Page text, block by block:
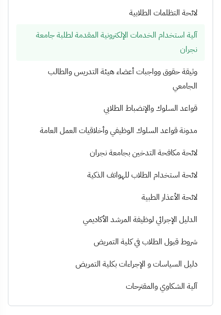
لائحة التظلمات الطلابية
آلية استخدام الخدمات الإلكترونية المقدمة لطلبة جامعة
نجران
وثيقة حقوق وواجبات أعضاء هيئة التدريس والطالب
الجامعي
قواعد السلوك والإنضباط الطلابي
مدونة قواعد السلوك الوظيفي وأخلاقيات العمل العامة
لائحة مكافحة التدخين بجامعة نجران
لائحة استخدام الطلاب للهواتف الذكية
لائحة الأعذار الطبية
الدليل الإجرائي لوظيفة المرشد الأكاديمي
شروط قبول الطلاب في كلية التمريض
دليل السياسات و الإجراءات بكلية التمريض
آلية الشكاوي والمقترحات